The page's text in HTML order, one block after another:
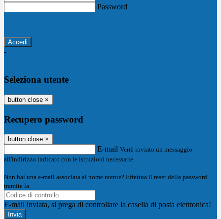
Password
-
Seleziona utente
button close ×
Recupero password
button close ×
E-mail Verrà inviato un messaggio
all'indirizzo indicato con le istruzioni necessarie.
Non hai una e-mail associata al nome utente? Effettua il reset della password
tramite la
E-mail inviata, si prega di controllare la casella di posta elettronica!